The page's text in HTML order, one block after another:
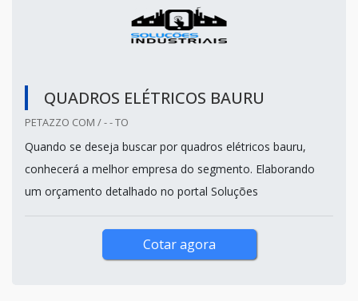
QUADROS ELÉTRICOS BAURU
PETAZZO COM / - - TO
Quando se deseja buscar por quadros elétricos bauru,
conhecerá a melhor empresa do segmento. Elaborando
um orçamento detalhado no portal Soluções
Cotar agora